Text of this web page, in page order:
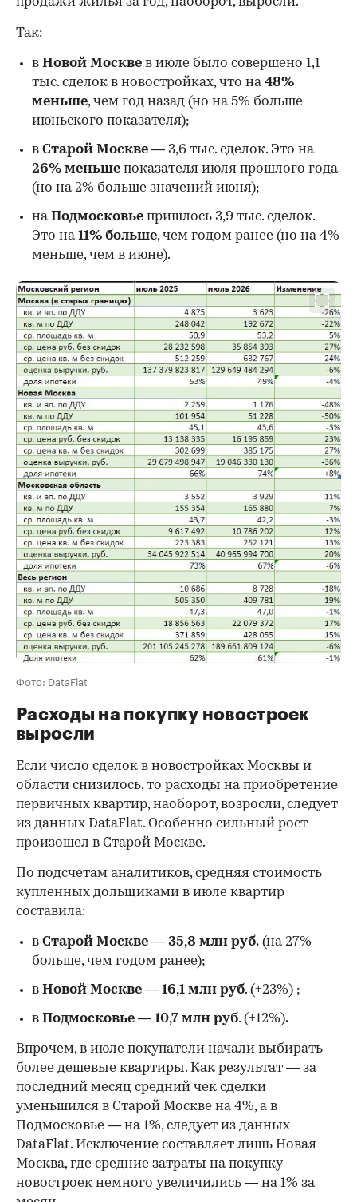
00:00 / 00:00
Так:
в Новой Москве в июле было совершено 1,1
тыс. сделок в новостройках, что на48%
меньше, чем год назад (но на 5% больше
июньского показателя);
в Старой Москве — 3,6 тыс. сделок. Это на
26% меньше показателя июля прошлого года
(но на 2% больше значений июня);
наПодмосковье пришлось 3,9 тыс. сделок.
Это на11% больше, чем годом ранее (но на 4%
меньше, чем в июне).
Фото: DataFlat
Расходы на покупку новостроек
выросли
Если число сделок в новостройках Москвы и
области снизилось, то расходы на приобретение
первичных квартир, наоборот, возросли, следует
из данных DataFlat. Особенно сильный рост
произошел в Старой Москве.
По подсчетам аналитиков, средняя стоимость
купленных дольщиками в июле квартир
составила:
в Старой Москве — 35,8 млн руб. (на 27%
больше, чем годом ранее);
в Новой Москве — 16,1 млн руб. (+23%) ;
в Подмосковье — 10,7 млн руб. (+12%).
Впрочем, в июле покупатели начали выбирать
более дешевые квартиры. Как результат — за
последний месяц средний чек сделки
уменьшился в Старой Москве на 4%, а в
Подмосковье — на 1%, следует из данных
DataFlat. Исключение составляет лишь Новая
Москва, где средние затраты на покупку
новостроек немного увеличились — на 1% за